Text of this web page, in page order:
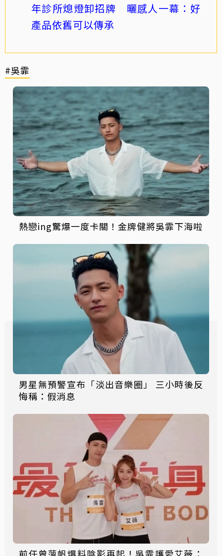
年診所熄燈卸招牌 曬感人一幕：好
產品依舊可以傳承
#吳霏
熱戀ing驚爆一度卡關！金牌健將吳霏下海啦
男星無預警宣布「淡出音樂圈」 三小時後反
悔稱：假消息